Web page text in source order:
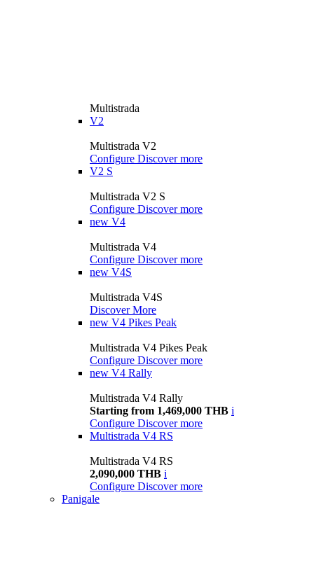
Multistrada
V2
Multistrada V2
Configure Discover more
V2 S
Multistrada V2 S
Configure Discover more
new V4
Multistrada V4
Configure Discover more
new V4S
Multistrada V4S
Discover More
new V4 Pikes Peak
Multistrada V4 Pikes Peak
Configure Discover more
new V4 Rally
Multistrada V4 Rally
Starting from 1,469,000 THB i
Configure Discover more
Multistrada V4 RS
Multistrada V4 RS
2,090,000 THB i
Configure Discover more
Panigale